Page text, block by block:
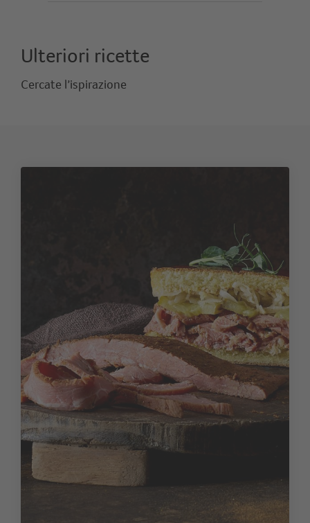
Ulteriori ricette
Cercate l’ispirazione